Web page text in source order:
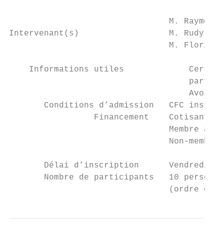
M. Raymond
Intervenant(s)                  M. Rudy
M. Florian
Informations utiles
Avoir
Conditions d’admission   CFC
Financement    Cotisant
Membre
Non-
Délai d’inscription      Vendredi
Nombre de participants   10
(ordre